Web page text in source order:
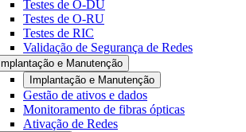
Testes de O-DU
Testes de O-RU
Testes de RIC
Validação de Segurança de Redes
Implantação e Manutenção
Implantação e Manutenção
Gestão de ativos e dados
Monitoramento de fibras ópticas
Ativação de Redes